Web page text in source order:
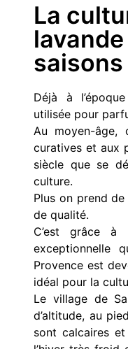
La
saisons
Déjà à
utilisée pour
Au moyen-âge,
curatives et aux
siècle que se
culture.
Plus on prend
de qualité.
C’est grâce à
exceptionnelle
Provence est
idéal pour la
Le village de
d’altitude, au
sont calcaires et